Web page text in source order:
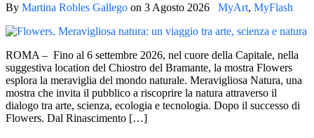
By Martina Robles Gallego on 3 Agosto 2026 MyArt, MyFlash
ROMA – Fino al 6 settembre 2026, nel cuore della Capitale, nella
suggestiva location del Chiostro del Bramante, la mostra Flowers
esplora la meraviglia del mondo naturale. Meravigliosa Natura, una
mostra che invita il pubblico a riscoprire la natura attraverso il
dialogo tra arte, scienza, ecologia e tecnologia. Dopo il successo di
Flowers. Dal Rinascimento […]